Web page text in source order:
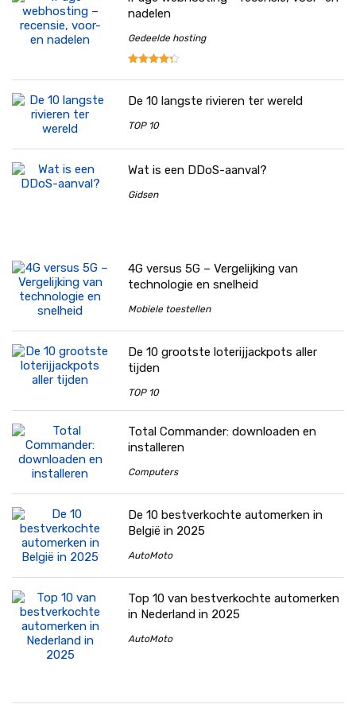
nadelen
Gedeelde hosting
De 10 langste rivieren ter wereld
TOP 10
Wat is een DDoS-aanval?
Gidsen
4G versus 5G – Vergelijking van
technologie en snelheid
Mobiele toestellen
De 10 grootste loterijjackpots aller
tijden
TOP 10
Total Commander: downloaden en
installeren
Computers
De 10 bestverkochte automerken in
België in 2025
AutoMoto
Top 10 van bestverkochte automerken
in Nederland in 2025
AutoMoto